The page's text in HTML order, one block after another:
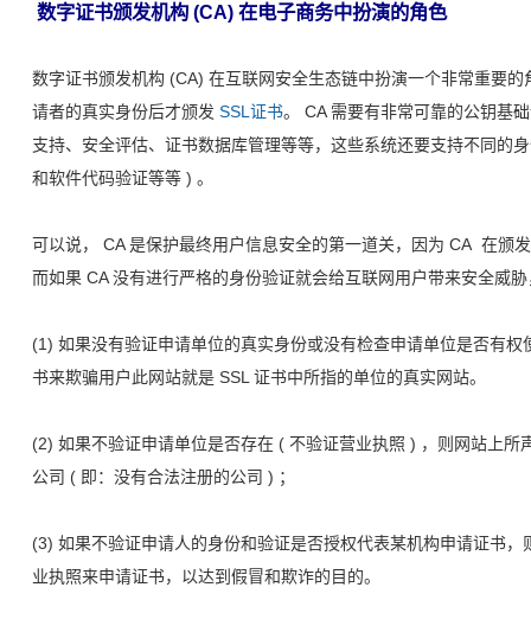
数字证书颁发机构 (CA) 在电子商务中扮演的角色
数字证书颁发机构 (CA) 在互联网安全生态链中扮演一个非常重要
请者的真实身份后才颁发SSL证书。 CA 需要有非常可靠的公钥基
支持、安全评估、证书数据库管理等等，这些系统还要支持不同的
和软件代码验证等等 ) 。
可以说， CA 是保护最终用户信息安全的第一道关，因为 CA 在颁
而如果 CA 没有进行严格的身份验证就会给互联网用户带来安全威
(1) 如果没有验证申请单位的真实身份或没有检查申请单位是否有
书来欺骗用户此网站就是 SSL 证书中所指的单位的真实网站。
(2) 如果不验证申请单位是否存在 ( 不验证营业执照 ) ，则网站上所
公司 ( 即：没有合法注册的公司 ) ；
(3) 如果不验证申请人的身份和验证是否授权代表某机构申请证书
业执照来申请证书，以达到假冒和欺诈的目的。